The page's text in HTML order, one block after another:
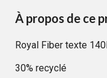
À propos de ce
Royal Fiber texte
30% recyclé